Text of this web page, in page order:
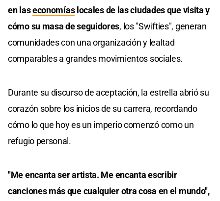
en laseconomíaslocales de las ciudades que visita y
cómo su masa de seguidores, los "Swifties", generan
comunidades con una organización y lealtad
comparables a grandes movimientos sociales.
Durante su discurso de aceptación, la estrella abrió su
corazón sobre los inicios de su carrera, recordando
cómo lo que hoy es un imperio comenzó como un
refugio personal.
"Me encanta ser artista. Me encanta escribir
canciones más que cualquier otra cosa en el mundo",